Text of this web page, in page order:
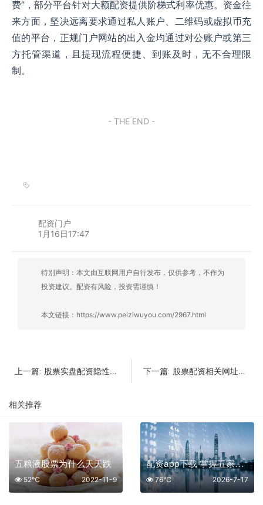
费”，部分平台针对大额配资提供阶梯式利率优惠。资金往
来方面，坚决远离要求通过私人账户、二维码或虚拟币充
值的平台，正规门户网站的出入金均通过对公账户或第三
方托管渠道，且提现流程便捷、到账及时，无不合理限
制。
- THE END -
配资门户
1月16日17:47
特别声明：本文由互联网用户自行发布，仅供参考，不作为
投资建议。配资有风险，投资需谨慎！
本文链接： https://www.peiziwuyou.com/2967.html
上一篇: 股票实盘配资隐性成本全解析：那些合同里没有告诉你的真实支出 下一篇: 股票配资相关网址大全：如何识别正规平台与避免陷阱
相关推荐
五粮液股票为什么天天跌
2022-11-9
52℃
配资app下载 掌握五家优质平台核心优势
2026-7-17
76℃